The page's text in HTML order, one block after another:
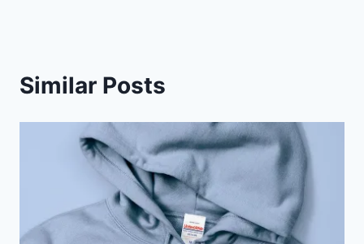
Similar Posts